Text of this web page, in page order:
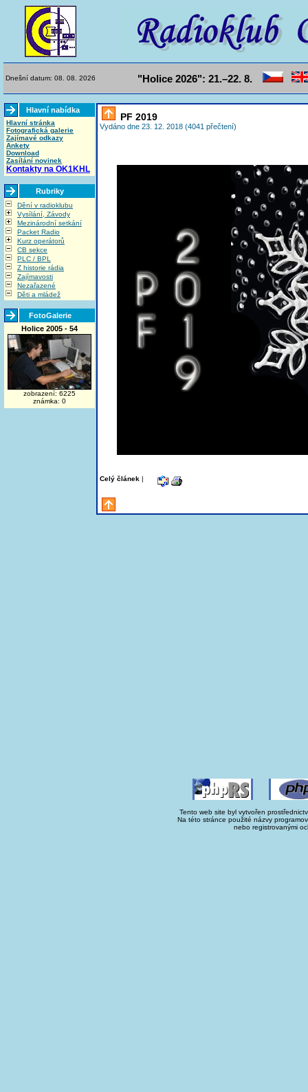
Dnešní datum: 08. 08. 2026 "Holice 2026": 21.–22. 8.
Hlavní nabídka
Hlavní stránka
Fotografická galerie
Zajímavé odkazy
Ankety
Download
Zasílání novinek
Kontakty na OK1KHL
Rubriky
Dění v radioklubu
Vysílání, Závody
Mezinárodní setkání
Packet Radio
Kurz operátorů
CB sekce
PLC / BPL
Z historie rádia
Zajímavosti
Nezařazené
Děti a mládež
FotoGalerie
Holice 2005 - 54
zobrazení: 6225
známka: 0
PF 2019
Vydáno dne 23. 12. 2018 (4041 přečtení)
Celý článek |
Tento web site byl vytvořen
Na této stránce použité názvy
nebo registrovanými